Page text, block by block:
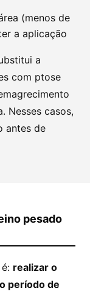
(menos de
a aplicação
a
com ptose
Nesses casos,
antes de
pesado
realizar o
período de